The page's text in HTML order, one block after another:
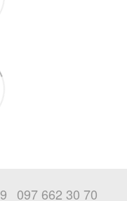
097 662 30 70